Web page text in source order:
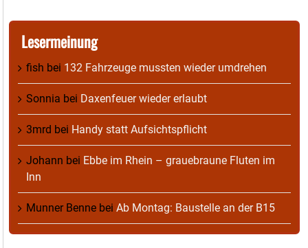
Lesermeinung
fish bei 132 Fahrzeuge mussten wieder umdrehen
Sonnia bei Daxenfeuer wieder erlaubt
3mrd bei Handy statt Aufsichtspflicht
Johann bei Ebbe im Rhein – grauebraune Fluten im
Inn
Munner Benne bei Ab Montag: Baustelle an der B15